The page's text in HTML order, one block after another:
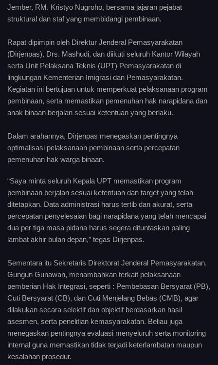
Jember, RM. Kristyo Nugroho, bersama jajaran pejabat
struktural dan staf yang membidangi pembinaan.
Rapat dipimpin oleh Direktur Jenderal Pemasyarakatan
(Dirjenpas), Drs. Mashudi, dan diikuti seluruh Kantor Wilayah
serta Unit Pelaksana Teknis (UPT) Pemasyarakatan di
lingkungan Kementerian Imigrasi dan Pemasyarakatan.
Kegiatan ini bertujuan untuk memperkuat pelaksanaan program
pembinaan, serta memastikan pemenuhan hak narapidana dan
anak binaan berjalan sesuai ketentuan yang berlaku.
Dalam arahannya, Dirjenpas menegaskan pentingnya
optimalisasi pelaksanaan pembinaan serta percepatan
pemenuhan hak warga binaan.
“Saya minta seluruh Kepala UPT memastikan program
pembinaan berjalan sesuai ketentuan dan target yang telah
ditetapkan. Data administrasi harus tertib dan akurat, serta
percepatan penyelesaian bagi narapidana yang telah mencapai
dua per tiga masa pidana harus segera dituntaskan paling
lambat akhir bulan depan,” tegas Dirjenpas.
Sementara itu Sekretaris Direktorat Jenderal Pemasyarakatan,
Gungun Gunawan, menambahkan terkait pelaksanaan
pemberian Hak Integrasi, seperti : Pembebasan Bersyarat (PB),
Cuti Bersyarat (CB), dan Cuti Menjelang Bebas (CMB), agar
dilakukan secara selektif dan objektif berdasarkan hasil
asesmen, serta penelitian kemasyarakatan. Beliau juga
menegaskan pentingnya evaluasi menyeluruh serta monitoring
internal guna memastikan tidak terjadi keterlambatan maupun
kesalahan prosedur.